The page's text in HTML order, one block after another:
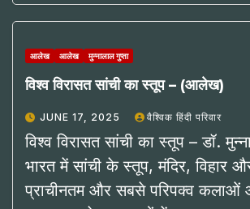
आलेख आलेख मुन्नालाल गुप्ता
विश्व विरासत सांची का स्तूप – (आलेख)
JUNE 17, 2025 वैश्विक हिंदी परिवार
विश्व विरासत सांची का स्तूप – डॉ.
भारत में सांची के स्तूप, मंदिर, विहार
प्राचीनतम और सबसे परिपक्व कलाओं